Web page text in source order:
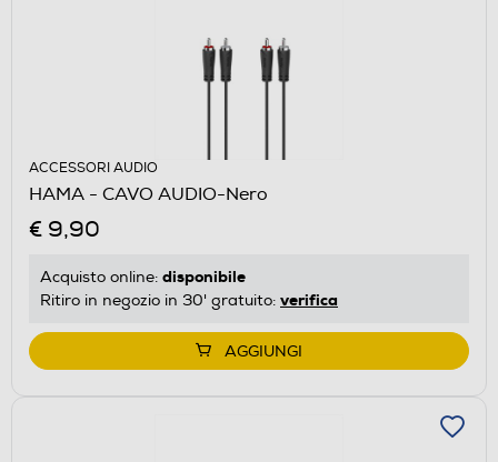
ACCESSORI AUDIO
HAMA - CAVO AUDIO-Nero
€ 9,90
Acquisto online: disponibile
Ritiro in negozio in 30' gratuito: verifica
AGGIUNGI